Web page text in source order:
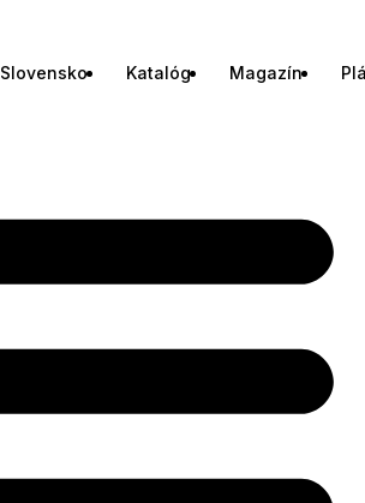
Slovensko Katalóg Magazín